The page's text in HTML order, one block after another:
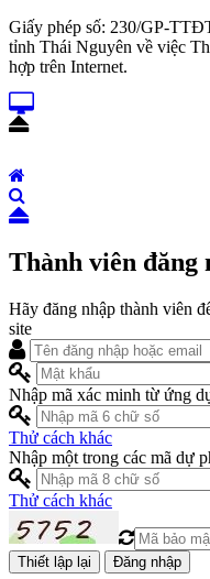
Giấy phép số: 230/GP-
tỉnh Thái Nguyên về việc
hợp trên Internet.
Thành viên đăng
Hãy đăng nhập thành viên
site
Nhập mã xác minh từ ứng
Thử cách khác
Nhập một trong các mã dự
Thử cách khác
Đăng nhập